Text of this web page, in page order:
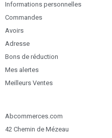
Informations personnelles
Commandes
Avoirs
Adresse
Bons de réduction
Mes alertes
Meilleurs Ventes
Abcommerces.com
42 Chemin de Mézeau